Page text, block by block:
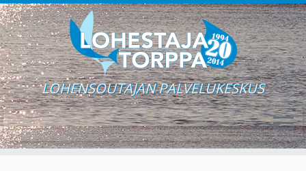
LOHENSOUTAJAN PALVELUKESKUS